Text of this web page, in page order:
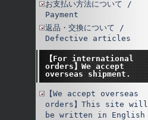
お支払い方法について /
Payment
返品・交換について /
Defective articles
【For international
orders】We accept
overseas shipment.
【We accept overseas
orders】This site will
be written in English